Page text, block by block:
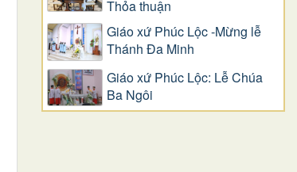
Thỏa thuận
Giáo xứ Phúc Lộc -Mừng lễ
Thánh Đa Minh
Giáo xứ Phúc Lộc: Lễ Chúa
Ba Ngôi